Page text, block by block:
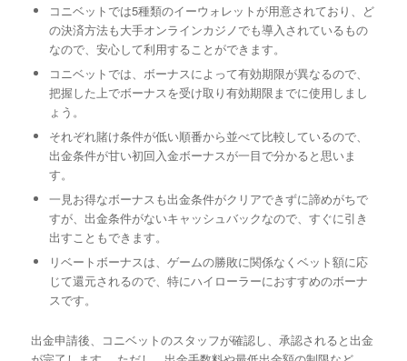
コニベットでは5種類のイーウォレットが用意されており、ど
の決済方法も大手オンラインカジノでも導入されているもの
なので、安心して利用することができます。
コニベットでは、ボーナスによって有効期限が異なるので、
把握した上でボーナスを受け取り有効期限までに使用しまし
ょう。
それぞれ賭け条件が低い順番から並べて比較しているので、
出金条件が甘い初回入金ボーナスが一目で分かると思いま
す。
一見お得なボーナスも出金条件がクリアできずに諦めがちで
すが、出金条件がないキャッシュバックなので、すぐに引き
出すこともできます。
リベートボーナスは、ゲームの勝敗に関係なくベット額に応
じて還元されるので、特にハイローラーにおすすめのボーナ
スです。
出金申請後、コニベットのスタッフが確認し、承認されると出金